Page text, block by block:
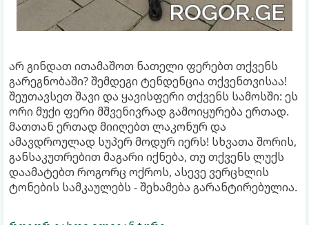
არ გინდათ ითამაშოთ ნათელი ფერებთ თქვენს
გარეგნობაში? შემდეგი ტენდენცია თქვენთვისაა!
შეუთავსეთ შავი და ყავისფერი თქვენს სამოსში: ეს
ორი მუქი ფერი მშვენივრად გამოიყურება ერთად.
მათთან ერთად მიიღებთ ლაკონურ და
ამავდროულად სუპერ მოდურ იერს! სხვათა შორის,
განსაკუთრებით მაგარი იქნება, თუ თქვენს ლუქს
დაამატებთ როგორც ოქროს, ასევე ვერცხლის
ტონების სამკაულებს - შეხამება გარანტირებულია.